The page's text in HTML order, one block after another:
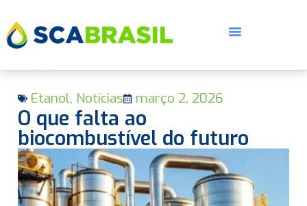
Etanol, Notícias março 2, 2026
O que falta ao
biocombustível do futuro